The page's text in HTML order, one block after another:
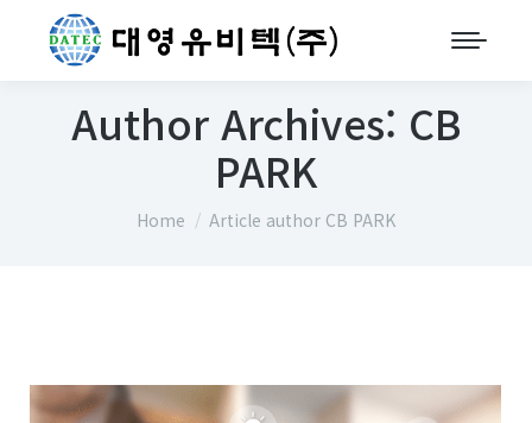
Author Archives: CB
PARK
You are here:
Home Article author CB PARK